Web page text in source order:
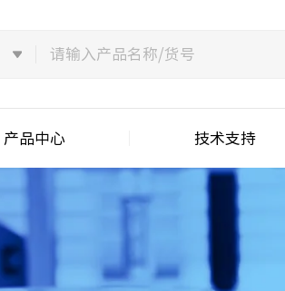
产品中心 技术支持